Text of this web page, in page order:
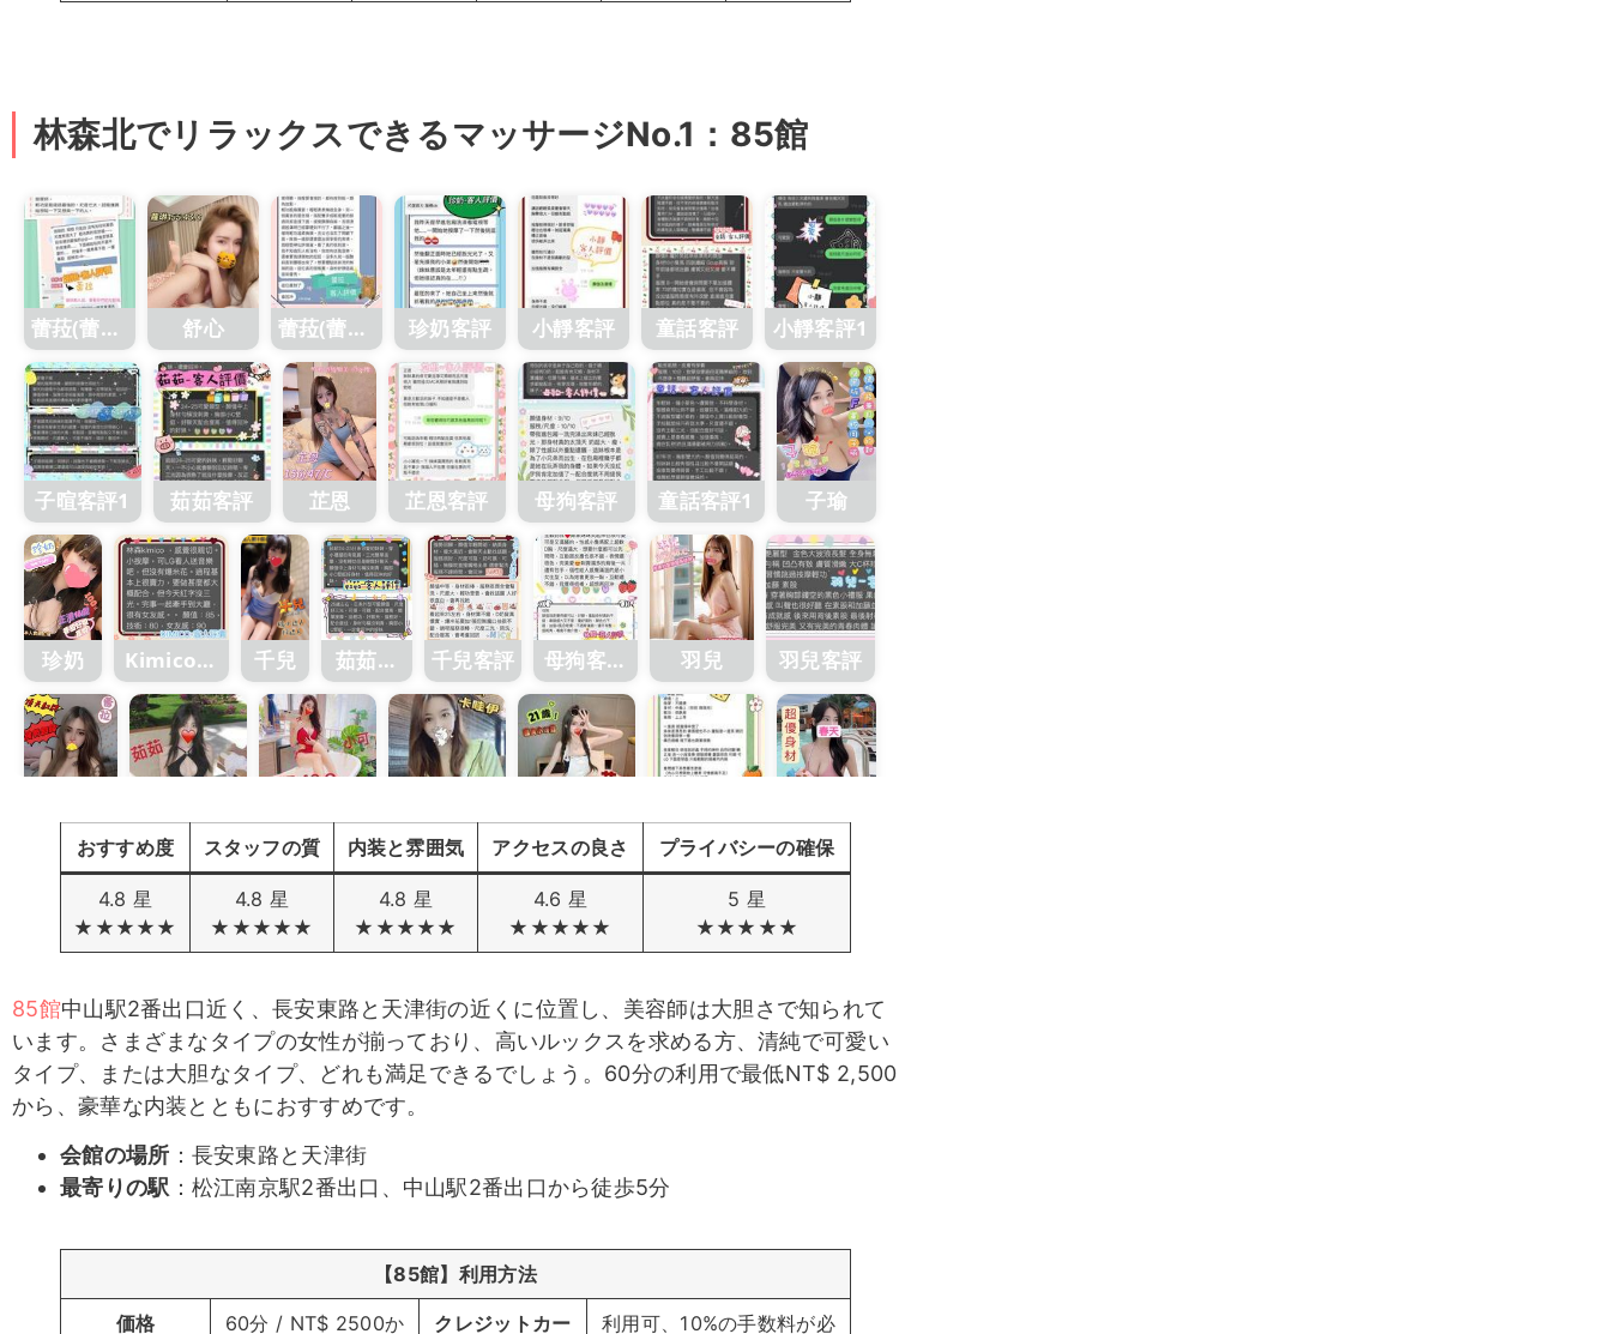
林森北でリラックスできるマッサージNo.1：85館
蕾菈(蕾拉)
客評1
舒心
蕾菈(蕾拉)
客評
珍奶客評 小靜客評 童話客評 小靜客評1
子暄客評1 茹茹客評 芷恩 芷恩客評 母狗客評 童話客評1 子瑜
珍奶
Kimico客
評1
千兒
茹茹客
評1
千兒客評
母狗客評
1
羽兒 羽兒客評
蕾菈(蕾
拉)
茹茹 小可 卡哇伊 艾妮 餅乾客評1 春天
一香客評1
卡哇伊客
評
小可客評1 Siri 子瑜客評 晶晶 哈妮客評1
母狗 珍奶客評1 一香客評
おすすめ度 スタッフの質 内装と雰囲気 アクセスの良さ プライバシーの確保
4.8 星
★★★★★
4.8 星
★★★★★
4.8 星
★★★★★
4.6 星
★★★★★
5 星
★★★★★
85館中山駅2番出口近く、長安東路と天津街の近くに位置し、美容師は大胆さで知られて
います。さまざまなタイプの女性が揃っており、高いルックスを求める方、清純で可愛い
タイプ、または大胆なタイプ、どれも満足できるでしょう。60分の利用で最低NT$ 2,500
から、豪華な内装とともにおすすめです。
会館の場所 ：長安東路と天津街
最寄りの駅 ：松江南京駅2番出口、中山駅2番出口から徒歩5分
【85館】 利用方法
価格 60分 / NT$ 2500か クレジットカー 利用可、10%の手数料が必